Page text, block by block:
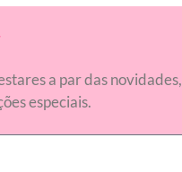
a par das novidades,
especiais.